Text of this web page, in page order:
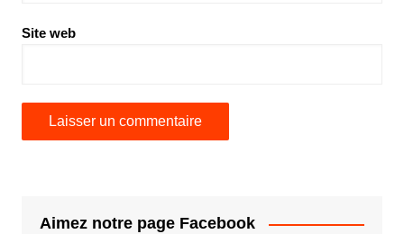
Site web
Aimez notre page Facebook